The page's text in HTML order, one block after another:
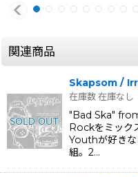
関連商品
Skapsom /
在庫数 在庫なし
"Bad Ska"
Rockをミッ
Youthが好き
組。2…